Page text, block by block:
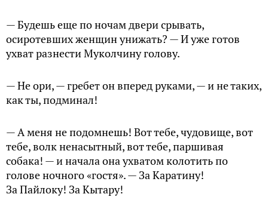
— Будешь еще по ночам двери срывать,
осиротевших женщин унижать? — И уже готов
ухват разнести Муколчину голову.
— Не ори, — гребет он вперед руками, — и не таких,
как ты, подминал!
— А меня не подомнешь! Вот тебе, чудовище, вот
тебе, волк ненасытный, вот тебе, паршивая
собака! — и начала она ухватом колотить по
голове ночного «гостя». — За Каратину!
За Пайлоку! За Кытару!